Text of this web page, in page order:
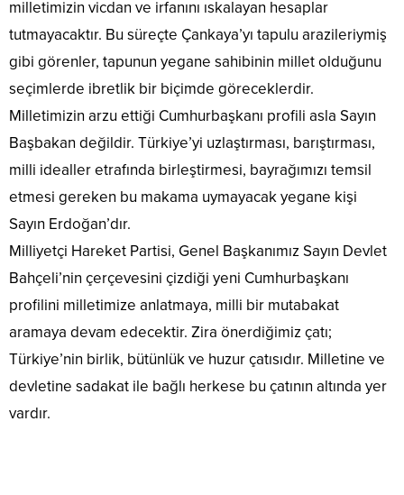
milletimizin vicdan ve irfanını ıskalayan hesaplar
tutmayacaktır. Bu süreçte Çankaya’yı tapulu arazileriymiş
gibi görenler, tapunun yegane sahibinin millet olduğunu
seçimlerde ibretlik bir biçimde göreceklerdir.
Milletimizin arzu ettiği Cumhurbaşkanı profili asla Sayın
Başbakan değildir. Türkiye’yi uzlaştırması, barıştırması,
milli idealler etrafında birleştirmesi, bayrağımızı temsil
etmesi gereken bu makama uymayacak yegane kişi
Sayın Erdoğan’dır.
Milliyetçi Hareket Partisi, Genel Başkanımız Sayın Devlet
Bahçeli’nin çerçevesini çizdiği yeni Cumhurbaşkanı
profilini milletimize anlatmaya, milli bir mutabakat
aramaya devam edecektir. Zira önerdiğimiz çatı;
Türkiye’nin birlik, bütünlük ve huzur çatısıdır. Milletine ve
devletine sadakat ile bağlı herkese bu çatının altında yer
vardır.